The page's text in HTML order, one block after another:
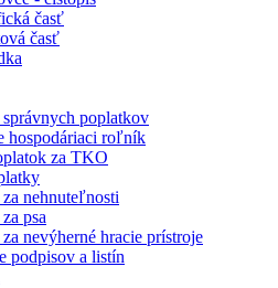
časť
časť
poplatkov
hospodáriaci roľník
za TKO
nehnuteľnosti
psa
nevýherné hracie prístroje
podpisov a listín